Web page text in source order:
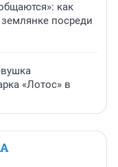
как
посреди
«Лотос» в